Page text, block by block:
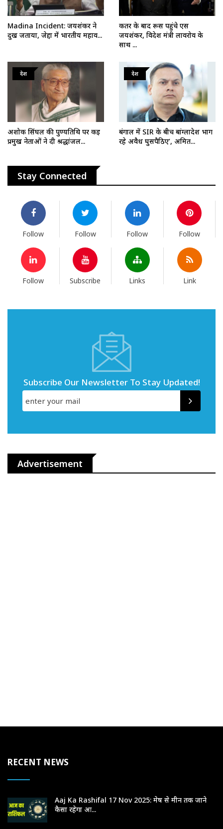
Madina Incident: जयशंकर ने
दुख जताया, जेद्दा में भारतीय महाव...
कतर के बाद रूस पहुंचे एस
जयशंकर, विदेश मंत्री लावरोव के
साथ ...
देश
अशोक सिंघल की पुण्यतिथि पर कई
प्रमुख नेताओं ने दी श्रद्धांजल...
देश
बंगाल में SIR के बीच बांग्लादेश भाग
रहे अवैध घुसपैठिए’, अमित...
Stay Connected
Follow Follow Follow Follow
Follow Subscribe Links Link
Subscribe Our Newsletter To Stay Updated!
Advertisement
RECENT NEWS
Aaj Ka Rashifal 17 Nov 2025: मेष से मीन तक जाने
कैसा रहेगा आ...